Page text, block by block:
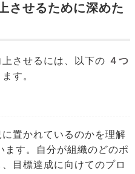
させるために深めた
させるには、以下の ４つ
す。
置かれているのかを理解
ます。自分が組織のどのポ
目標達成に向けてのプロ